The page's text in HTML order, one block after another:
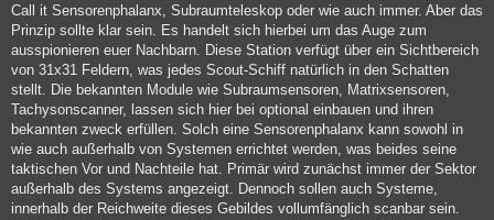
Call it Sensorenphalanx, Subraumteleskop oder wie auch immer. Aber das
Prinzip sollte klar sein. Es handelt sich hierbei um das Auge zum
ausspionieren euer Nachbarn. Diese Station verfügt über ein Sichtbereich
von 31x31 Feldern, was jedes Scout-Schiff natürlich in den Schatten
stellt. Die bekannten Module wie Subraumsensoren, Matrixsensoren,
Tachysonscanner, lassen sich hier bei optional einbauen und ihren
bekannten zweck erfüllen. Solch eine Sensorenphalanx kann sowohl in
wie auch außerhalb von Systemen errichtet werden, was beides seine
taktischen Vor und Nachteile hat. Primär wird zunächst immer der Sektor
außerhalb des Systems angezeigt. Dennoch sollen auch Systeme,
innerhalb der Reichweite dieses Gebildes vollumfänglich scanbar sein.